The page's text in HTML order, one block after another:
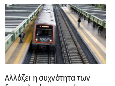
Αλλάζει η συχνότητα των